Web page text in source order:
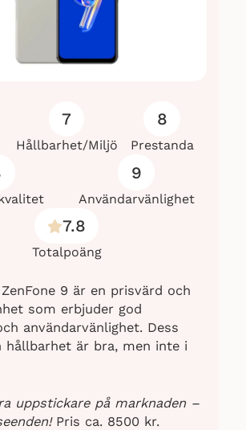
: Recensioner från
Elgiganten, 2023-12-14
användarrecensioner, baserat
recensioner ger en
positiv bild av Apple iPhone
flesta användare uppskattar
processor, och batteritid.
7
Hållbarhet/Miljö
8
Prestanda
9
Användarvänlighet
7.8
Totalpoäng
9 är en prisvärd och
som erbjuder god
användarvänlighet. Dess
hållbarhet är bra, men inte i
uppstickare på marknaden –
Pris ca. 8500 kr.